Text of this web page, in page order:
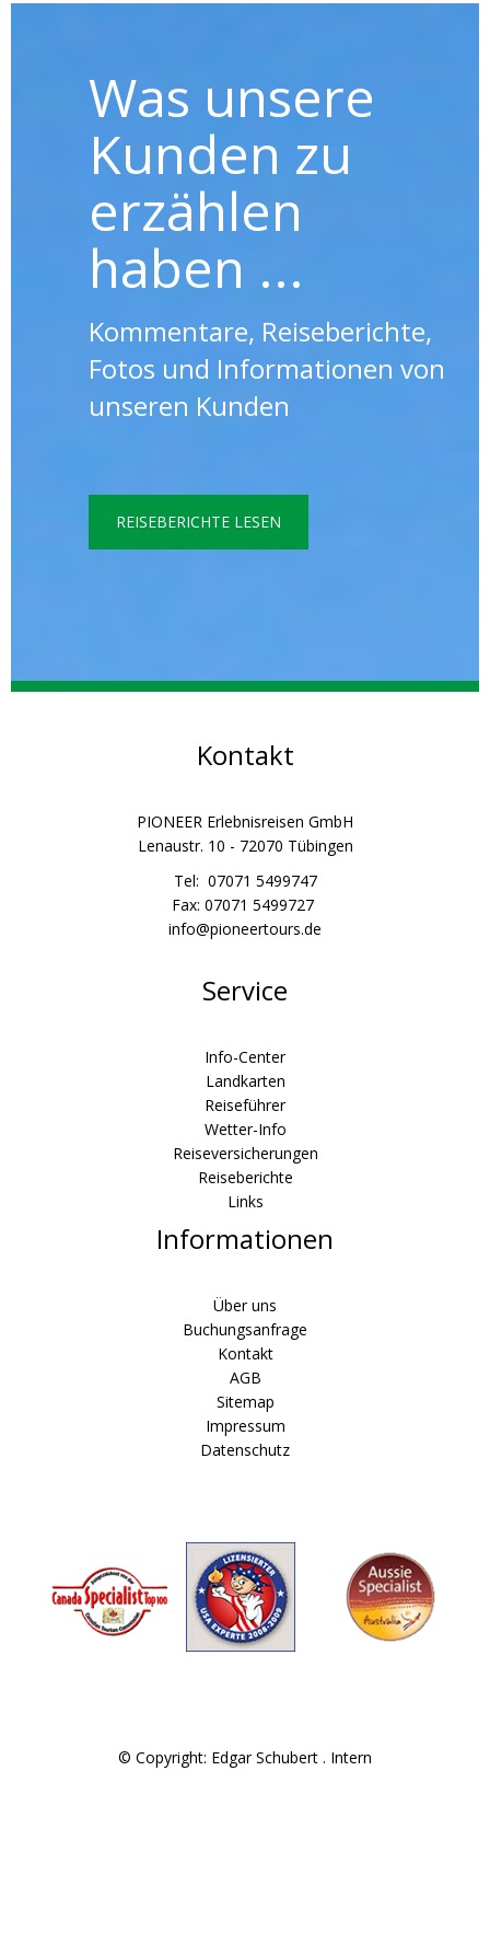
Was unsere
Kunden zu
erzählen
haben ...
Kommentare, Reiseberichte,
Fotos und Informationen von
unseren Kunden
REISEBERICHTE LESEN
Kontakt
PIONEER Erlebnisreisen GmbH
Lenaustr. 10 - 72070 Tübingen
Tel: 07071 5499747
Fax: 07071 5499727
info@pioneertours.de
Service
Info-Center
Landkarten
Reiseführer
Wetter-Info
Reiseversicherungen
Reiseberichte
Links
Informationen
Über uns
Buchungsanfrage
Kontakt
AGB
Sitemap
Impressum
Datenschutz
© Copyright: Edgar Schubert . Intern